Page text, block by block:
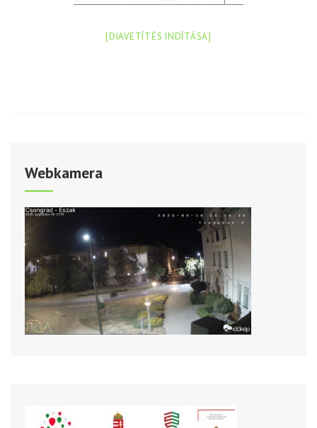
[DIAVETÍTÉS INDÍTÁSA]
Webkamera